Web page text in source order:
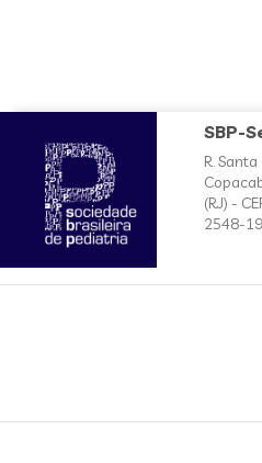
SBP-
R.
(RJ) -
2548-